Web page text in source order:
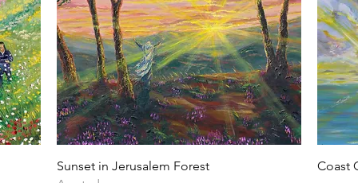
Vista rápida
Sunset in Jerusalem Forest
Coast